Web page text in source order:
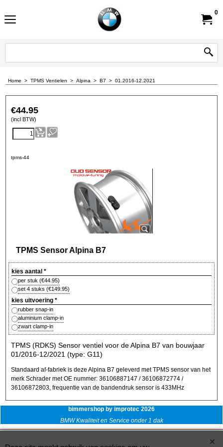
0
Home > TPMS Ventielen > Alpina > B7 > 01.2016-12.2021
€44.95
(incl BTW)
tpms-44
TPMS Sensor Alpina B7
kies aantal *
per stuk (€44.95)
set 4 stuks (€149.95)
kies uitvoering *
rubber snap-in
aluminium clamp-in
zwart clamp-in
TPMS (RDKS) Sensor ventiel voor de Alpina B7 van bouwjaar
01/2016-12/2021 (type: G11)
Standaard af-fabriek is deze Alpina B7 geleverd met TPMS sensor van het
merk Schrader met OE nummer: 36106887147 / 36106872774 /
36106872803, frequentie van de bandendruk sensor is 433MHz
bimmershop by improtec 2026
BMW Kwaliteit en Service onder 1 dak